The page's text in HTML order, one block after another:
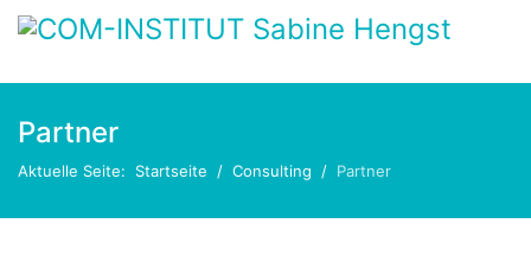
Partner
Aktuelle Seite: Startseite Consulting Partner